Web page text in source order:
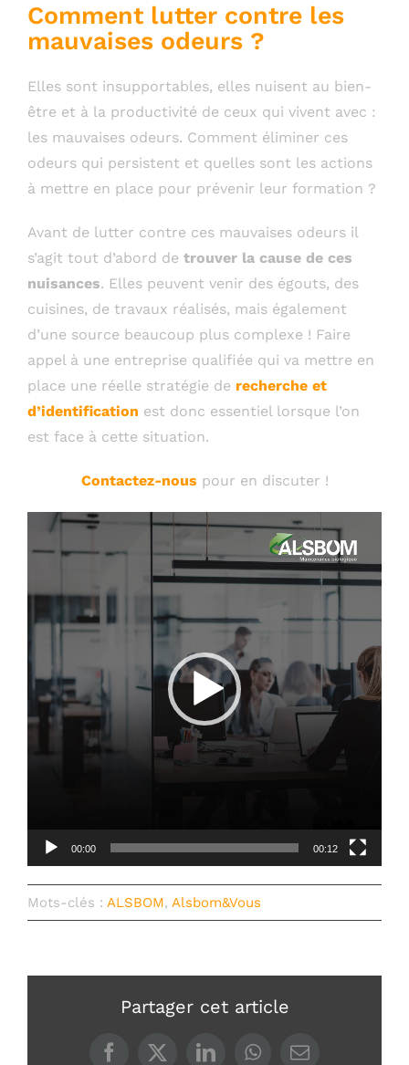
Comment lutter contre les
mauvaises odeurs ?
Elles sont insupportables, elles nuisent au bien-
être et à la productivité de ceux qui vivent avec :
les mauvaises odeurs. Comment éliminer ces
odeurs qui persistent et quelles sont les actions
à mettre en place pour prévenir leur formation ?
Avant de lutter contre ces mauvaises odeurs il
s’agit tout d’abord de trouver la cause de ces
nuisances. Elles peuvent venir des égouts, des
cuisines, de travaux réalisés, mais également
d’une source beaucoup plus complexe ! Faire
appel à une entreprise qualifiée qui va mettre en
place une réelle stratégie de recherche et
d’identification est donc essentiel lorsque l’on
est face à cette situation.
Contactez-nous pour en discuter !
Lecteur
vidéo
00:00 00:12
Mots-clés : ALSBOM, Alsbom&Vous
Partager cet article